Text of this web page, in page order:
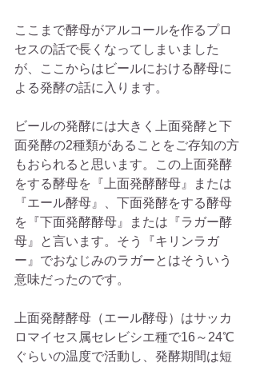
ここまで酵母がアルコールを作るプロ
セスの話で長くなってしまいました
が、ここからはビールにおける酵母に
よる発酵の話に入ります。
ビールの発酵には大きく上面発酵と下
面発酵の2種類があることをご存知の方
もおられると思います。この上面発酵
をする酵母を『上面発酵酵母』または
『エール酵母』、下面発酵をする酵母
を『下面発酵酵母』または『ラガー酵
母』と言います。そう『キリンラガ
ー』でおなじみのラガーとはそういう
意味だったのです。
上面発酵酵母（エール酵母）はサッカ
ロマイセス属セレビシエ種で16～24℃
ぐらいの温度で活動し、発酵期間は短